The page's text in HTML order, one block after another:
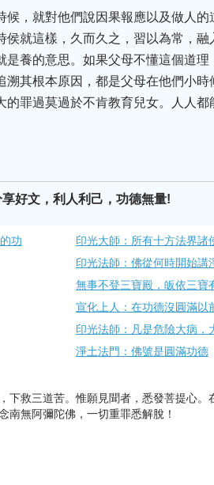
候，就對他們說因果報應以及做人
就這樣，久而久之，習以為常，
養的意思。如果父母不懂這個道
其根本原因，都是父母在他們小
罪過莫過於不肯教育兒女。人人
享好文，利人利己，功德無量!
功
印光大師：所有十方法界諸
印光法師：​佛從何時開始講
無事不登三寶殿，皈依三寶
宣化上人：在功德沒圓滿以
印光法師：凡是危險大病，
淨土法門：佛號是圓滿功德
下救三道苦。惟願見聞者，悉發菩提心。
南無阿彌陀佛，一切重罪悉解脫！